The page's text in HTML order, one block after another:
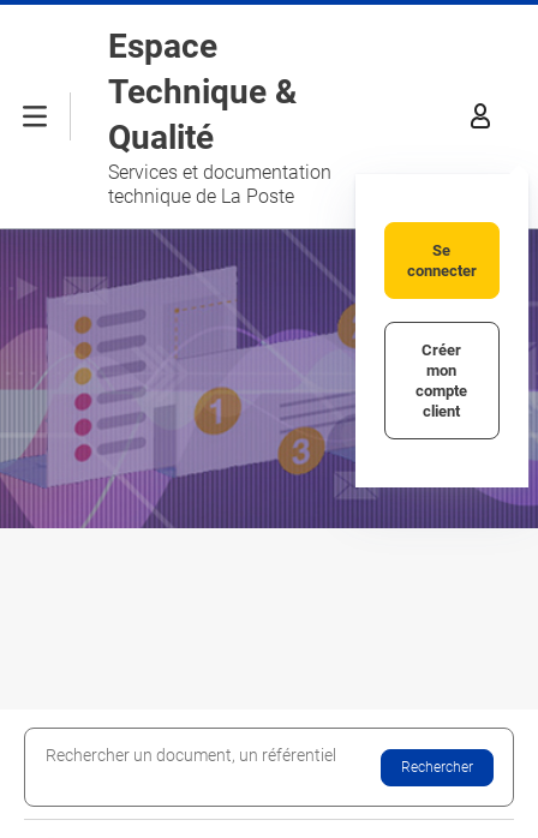
Aller au contenu principal
Menu
Espace
Technique &
Qualité
Services et documentation
technique de La Poste
Se
connecter
Créer
mon
compte
client
Rechercher un document, un référentiel
Rechercher